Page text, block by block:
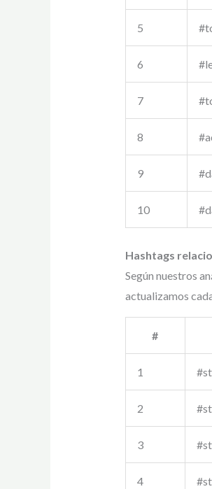
5
6
7
8
9
10
Hashtags
Según nuestros
actualizamos
#
1
2
3
4